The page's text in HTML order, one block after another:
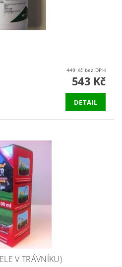
449 Kč bez DPH
543 Kč
DETAIL
V TRÁVNÍKU)